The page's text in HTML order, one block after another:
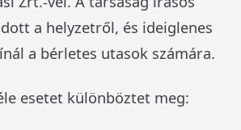
a helyzetről, és ideiglenes
a bérletes utasok számára.
esetet különböztet meg: